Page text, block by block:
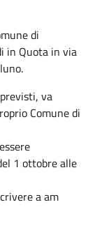
di
in Quota in via
va
Comune di
1 ottobre alle
a am